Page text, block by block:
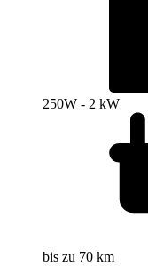
250W - 2 kW
bis zu 70 km